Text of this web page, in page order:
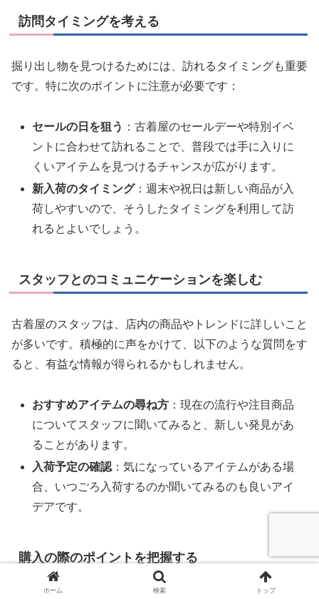
訪問タイミングを考える
掘り出し物を見つけるためには、訪れるタイミングも重要
です。特に次のポイントに注意が必要です：
セールの日を狙う ：古着屋のセールデーや特別イベ
ントに合わせて訪れることで、普段では手に入りに
くいアイテムを見つけるチャンスが広がります。
新入荷のタイミング：週末や祝日は新しい商品が入
荷しやすいので、そうしたタイミングを利用して訪
れるとよいでしょう。
スタッフとのコミュニケーションを楽しむ
古着屋のスタッフは、店内の商品やトレンドに詳しいこと
が多いです。積極的に声をかけて、以下のような質問をす
ると、有益な情報が得られるかもしれません。
おすすめアイテムの尋ね方 ：現在の流行や注目商品
についてスタッフに聞いてみると、新しい発見があ
ることがあります。
入荷予定の確認 ：気になっているアイテムがある場
合、いつごろ入荷するのか聞いてみるのも良いアイ
デアです。
購入の際のポイントを把握する
ホーム 検索 トップ